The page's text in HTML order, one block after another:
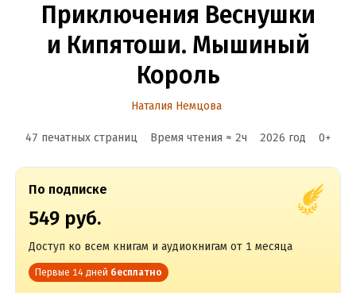
Приключения Веснушки
и Кипятоши. Мышиный
Король
Наталия Немцова
47 печатных страниц Время чтения ≈ 2ч 2026 год 0+
По подписке
549 руб.
Доступ ко всем книгам и аудиокнигам от 1 месяца
Первые 14 дней бесплатно